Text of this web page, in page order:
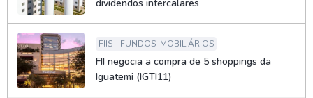
dividendos intercalares
FIIS - FUNDOS IMOBILIÁRIOS
FII negocia a compra de 5 shoppings da
Iguatemi (IGTI11)